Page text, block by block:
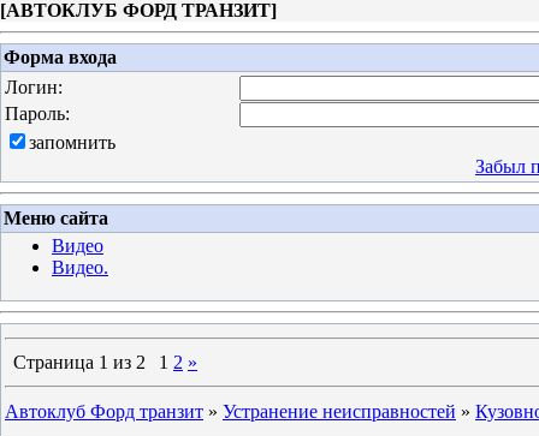
[АВТОКЛУБ ФОРД ТРАНЗИТ]
Форма входа
Логин:
Пароль:
запомнить
Забыл
Меню сайта
Видео
Видео.
Страница 1 из 2 1 2 »
Автоклуб Форд транзит » Устранение неисправностей »